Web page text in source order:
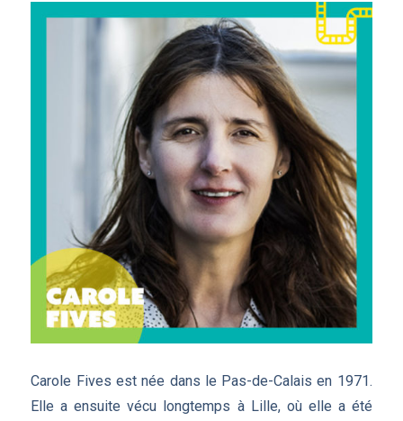
Carole Fives est née dans le Pas-de-Calais en 1971.
Elle a ensuite vécu longtemps à Lille, où elle a été